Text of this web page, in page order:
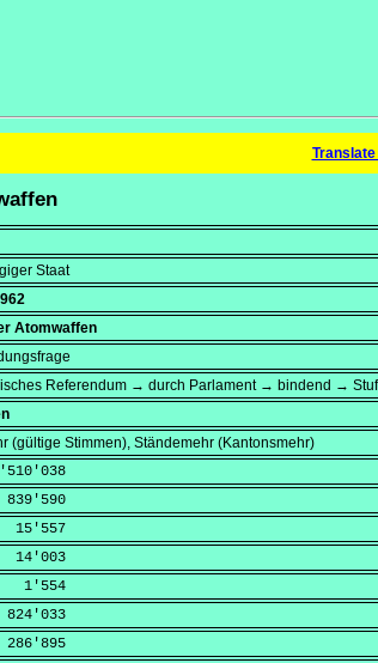
Staat
Atomwaffen
Referendum → durch Parlament → bindend →
(gültige Stimmen), Ständemehr (Kantonsmehr)
839'590
15'557
14'003
1'554
824'033
286'895